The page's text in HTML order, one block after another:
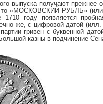
выпуска получают прежнее
«МОСКОВСКИЙ РУБЛЬ» (или
году появляется
же, с цифровой датой (илл.
гривен с буквенной
казны в подчинение